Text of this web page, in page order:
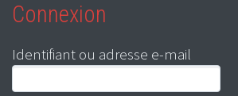
Connexion
Identifiant ou adresse e-mail